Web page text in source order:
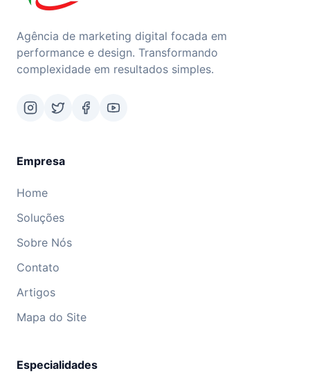
Agência de marketing digital focada em
performance e design. Transformando
complexidade em resultados simples.
Empresa
Home
Soluções
Sobre Nós
Contato
Artigos
Mapa do Site
Especialidades